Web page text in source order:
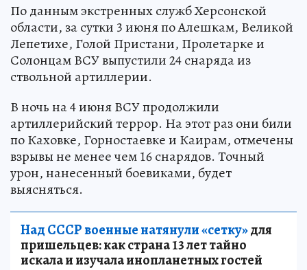
По данным экстренных служб Херсонской
области, за сутки 3 июня по Алешкам, Великой
Лепетихе, Голой Пристани, Пролетарке и
Солонцам ВСУ выпустили 24 снаряда из
ствольной артиллерии.
В ночь на 4 июня ВСУ продолжили
артиллерийский террор. На этот раз они били
по Каховке, Горностаевке и Каирам, отмечены
взрывы не менее чем 16 снарядов. Точный
урон, нанесенный боевиками, будет
выясняться.
Над СССР военные натянули «сетку»для
пришельцев: как страна 13 лет тайно
искала и изучала инопланетных гостей